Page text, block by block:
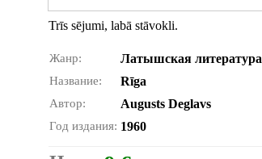
Trīs sējumi, labā stāvokli.
Жанр: Латышская литература
Название: Rīga
Автор: Augusts Deglavs
Год издания: 1960